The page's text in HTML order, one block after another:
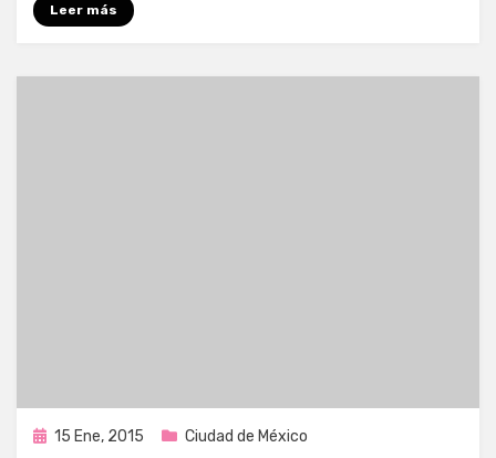
Leer más
Publicada
15 Ene, 2015 Ciudad de México